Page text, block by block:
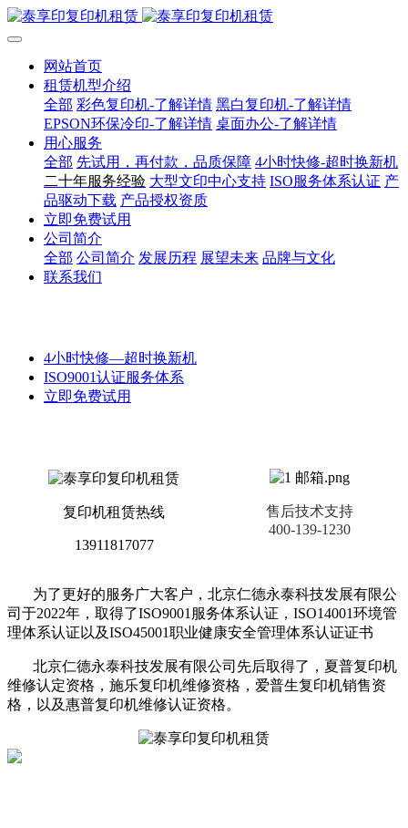
网站首页
租赁机型介绍
全部 彩色复印机-了解详情 黑白复印机-了解详情
EPSON环保冷印-了解详情 桌面办公-了解详情
用心服务
全部 先试用，再付款，品质保障 4小时快修-超时换新机
二十年服务经验 大型文印中心支持 ISO服务体系认证 产
品驱动下载 产品授权资质
立即免费试用
公司简介
全部 公司简介 发展历程 展望未来 品牌与文化
联系我们
4小时快修—超时换新机
ISO9001认证服务体系
立即免费试用
复印机租赁热线
13911817077
售后技术支持
400-139-1230
为了更好的服务广大客户，北京仁德永泰科技发展有限公
司于2022年，取得了ISO9001服务体系认证，ISO14001环境管
理体系认证以及ISO45001职业健康安全管理体系认证证书
北京仁德永泰科技发展有限公司先后取得了，夏普复印机
维修认定资格，施乐复印机维修资格，爱普生复印机销售资
格，以及惠普复印机维修认证资格。